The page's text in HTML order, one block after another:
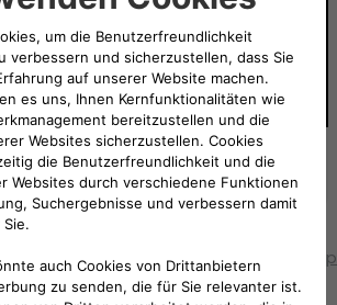
der eProWallbox an der
Wand
Back to top